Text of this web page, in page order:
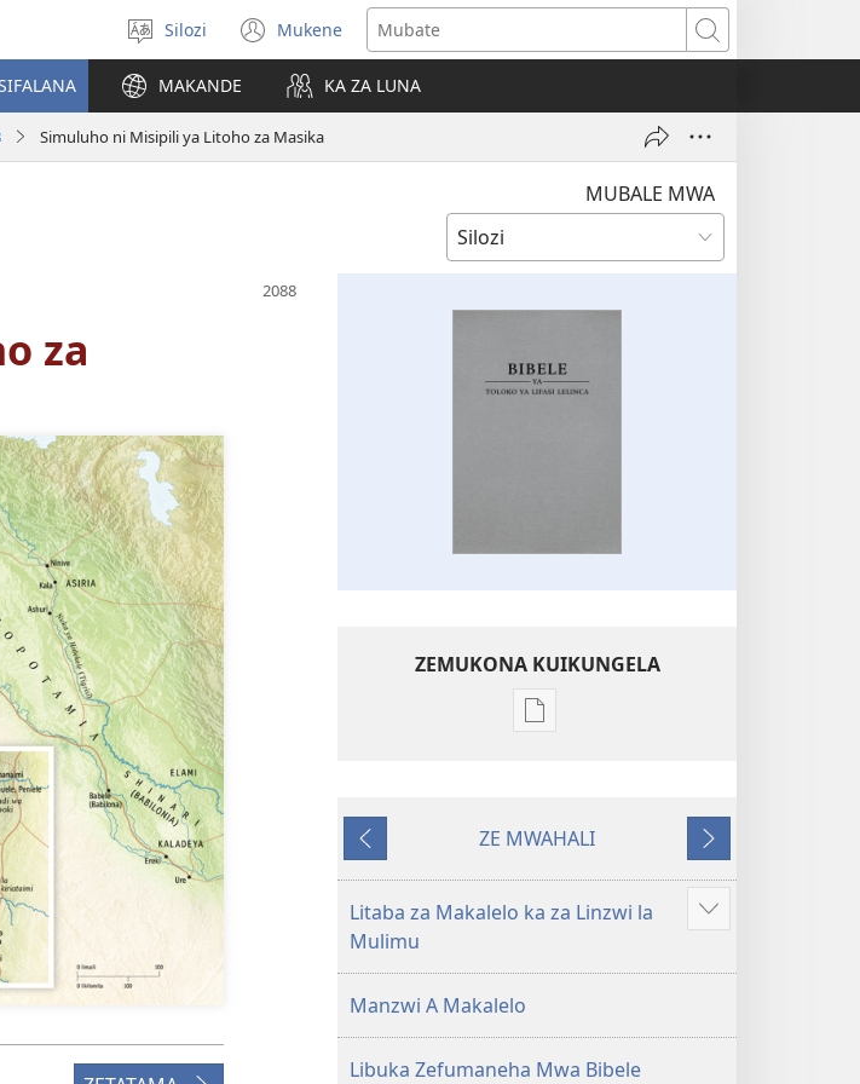
Mukete
puo
Silozi Mukene
(opens
new
window)
Mubate
MAKANDE KA ZA LUNA
Simuluho ni Misipili ya Litoho za Masika
MUBALE MWA
za
ZEMUKONA KUIKUNGELA
Mukete
Bibele
Toloko
ya
Taba
Yefelile
ZE MWAHALI
ZETATAMA
Litaba za Makalelo ka za Linzwi la
Mulimu
Show
Manzwi A Makalelo
Libuka Zefumaneha Mwa Bibele